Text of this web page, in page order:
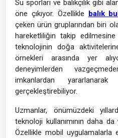
Su sporları ve balıkçılık gibi
öne çıkıyor. Özellikle balık
çeken ürün gruplarından biri
hareketliliğin takip
teknolojinin doğa
örnekleri arasında yer
deneyimlerden
imkanlardan
gerçekleştirebiliyor.
Uzmanlar, önümüzdeki
teknoloji kullanımının daha da
Özellikle mobil uygulamalarla